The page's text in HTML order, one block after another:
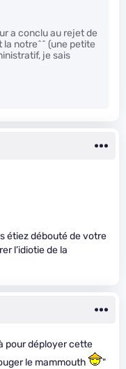
a conclu au rejet de
notre^^ (une petite
je sais
étiez débouté de votre
l’idiotie de la
pour déployer cette
le mammouth
"